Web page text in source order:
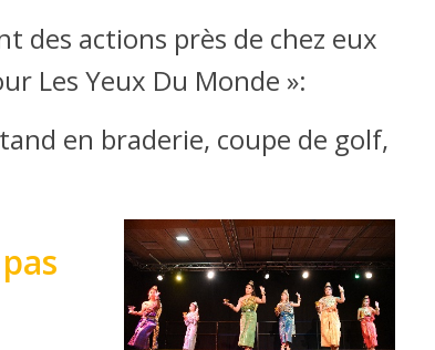
des actions près de chez eux
Les Yeux Du Monde »:
en braderie, coupe de golf,